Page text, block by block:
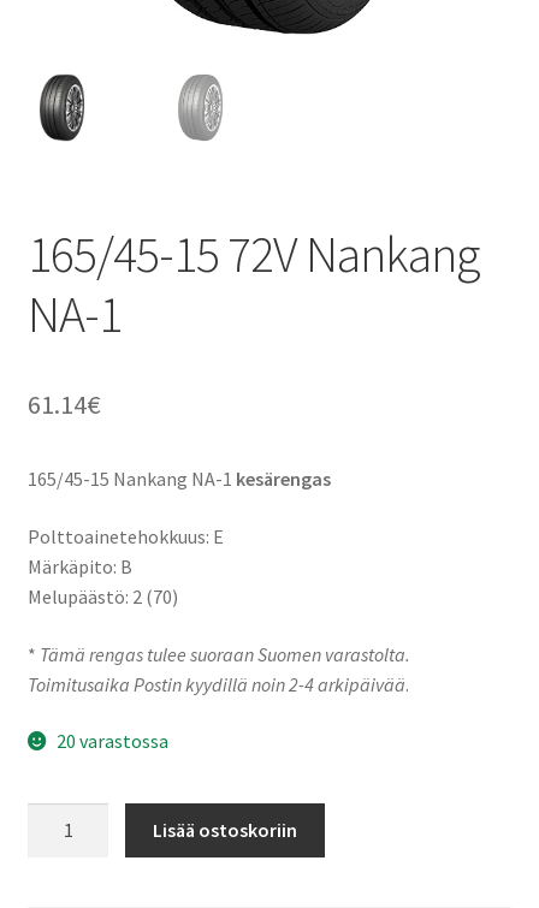
165/45-15 72V Nankang
NA-1
61.14€
165/45-15 Nankang NA-1 kesärengas
Polttoainetehokkuus: E
Märkäpito: B
Melupäästö: 2 (70)
* Tämä rengas tulee suoraan Suomen varastolta.
Toimitusaika Postin kyydillä noin 2-4 arkipäivää.
20 varastossa
Lisää ostoskoriin